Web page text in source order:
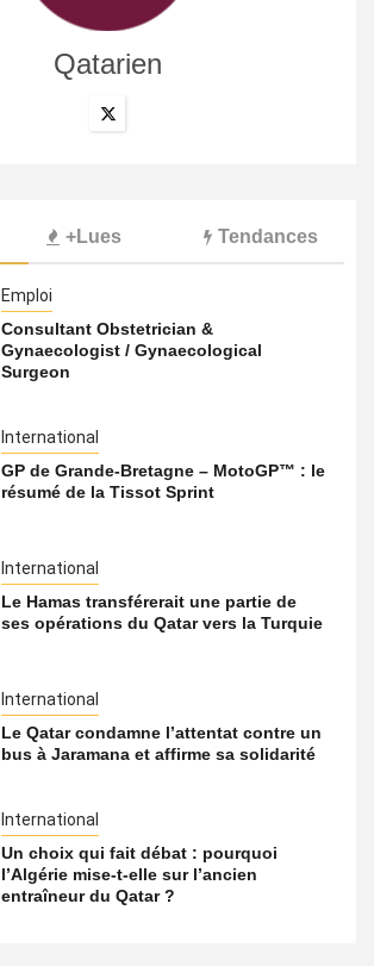
Qatarien
+Lues Tendances
Emploi
Consultant Obstetrician &
Gynaecologist / Gynaecological
Surgeon
International
GP de Grande-Bretagne – MotoGP™ : le
résumé de la Tissot Sprint
International
Le Hamas transférerait une partie de
ses opérations du Qatar vers la Turquie
International
Le Qatar condamne l’attentat contre un
bus à Jaramana et affirme sa solidarité
International
Un choix qui fait débat : pourquoi
l’Algérie mise-t-elle sur l’ancien
entraîneur du Qatar ?